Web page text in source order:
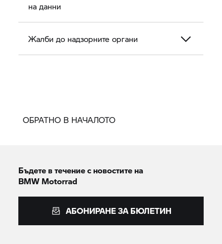
на данни
Жалби до надзорните органи
ОБРАТНО В НАЧАЛОТО
Бъдете в течение с новостите на
BMW Motorrad
АБОНИРАНЕ ЗА БЮЛЕТИН